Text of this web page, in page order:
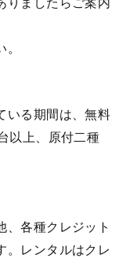
いる期間は、無料
以上、原付二種
、各種クレジット
。レンタルはクレ